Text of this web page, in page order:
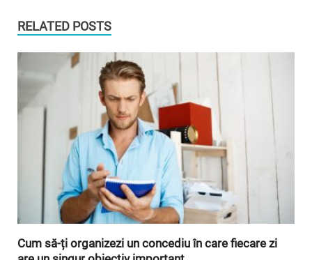
RELATED POSTS
Cum să-ți organizezi un concediu în care fiecare zi